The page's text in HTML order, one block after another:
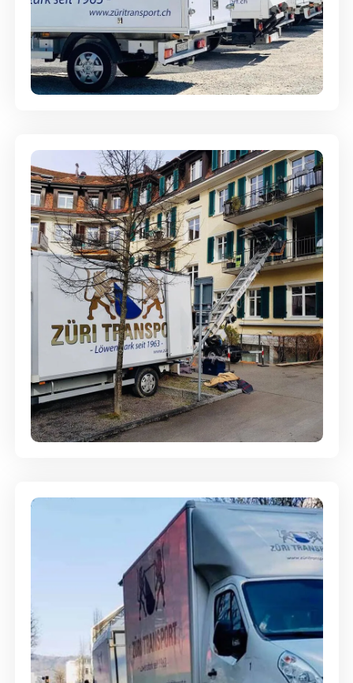
Möbellagerung - Alles sicher
aufbewahrt
Entsorgung & Räumung